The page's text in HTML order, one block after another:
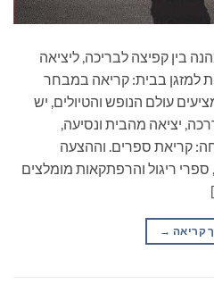
בין קפיצה לבריכה, ליציאה
למזגן בבית: קריאה במבחר
עולם הנופש והטיולים, יש
יציאה מהבית ונסיעה,
קריאת ספרים. וההצעה
ספרי ריגול והרפתקאות מומלצים
קריאה →